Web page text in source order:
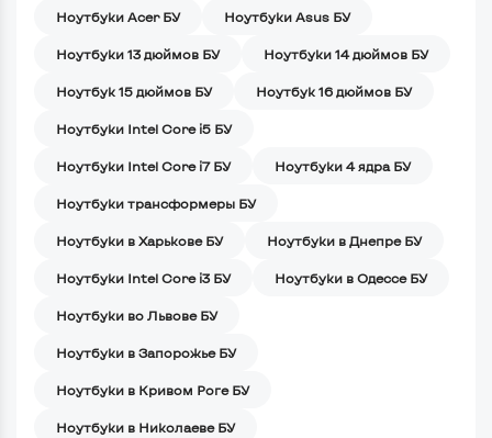
Ноутбуки Acer БУ Ноутбуки Asus БУ
Ноутбуки 13 дюймов БУ Ноутбуки 14 дюймов БУ
Ноутбук 15 дюймов БУ Ноутбук 16 дюймов БУ
Ноутбуки Intel Core i5 БУ
Ноутбуки Intel Core i7 БУ Ноутбуки 4 ядра БУ
Ноутбуки трансформеры БУ
Ноутбуки в Харькове БУ Ноутбуки в Днепре БУ
Ноутбуки Intel Core i3 БУ Ноутбуки в Одессе БУ
Ноутбуки во Львове БУ
Ноутбуки в Запорожье БУ
Ноутбуки в Кривом Роге БУ
Ноутбуки в Николаеве БУ